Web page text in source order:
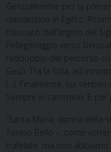
Gerusalemme per la
clandestino in Egitto.
rilasciato dall’angelo del
Pellegrinaggio verso
raddoppio del percorso
Gesù. Tra la folla, ad
(…). Finalmente, sui
Sempre in cammino. E per
“Santa Maria, donna della
Tonino Bello –, come
trafelate, ma non abbiamo